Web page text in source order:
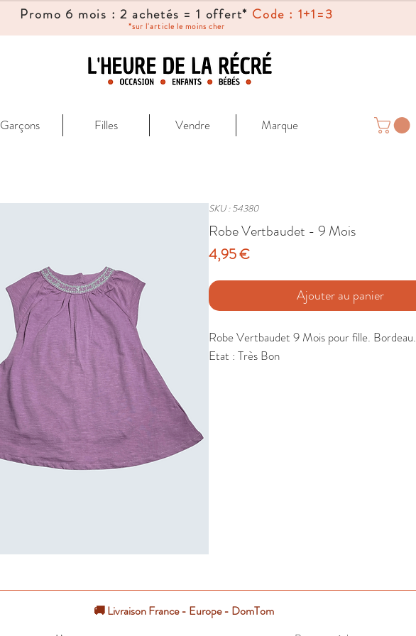
Promo 6 mois : 2 achetés = 1 offert* Code : 1+1=3
*sur l'article le moins cher
Garçons Filles Vendre Marque
SKU : 54380
Robe Vertbaudet - 9 Mois
4,95 €Prix
Ajouter au panier
Robe Vertbaudet 9 Mois pour fille. Bordeau.
Etat : Très Bon
🚚 Livraison France - Europe - DomTom